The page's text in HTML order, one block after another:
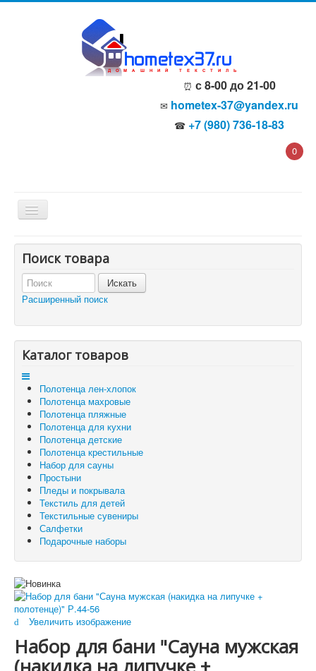
⏰ с 8-00 до 21-00
✉ hometex-37@yandex.ru
☎ +7 (980) 736-18-83
0
О компании
Политика безопасности
Пользовательское соглашение
Каталог товаров
Отзывы и предложения
Контакты
Корзина
Отложенные товары
Вы здесь: Главная
Набор для сауны
Набор для бани "Сауна мужская (накидка на липучке +
полотенце)" Р.44-56
Поиск товара
Расширенный поиск
Каталог товаров
Полотенца лен-хлопок
Полотенца махровые
Полотенца пляжные
Полотенца для кухни
Полотенца детские
Полотенца крестильные
Набор для сауны
Простыни
Пледы и покрывала
Текстиль для детей
Текстильные сувениры
Салфетки
Подарочные наборы
Увеличить изображение
Набор для бани "Сауна мужская
(накидка на липучке +